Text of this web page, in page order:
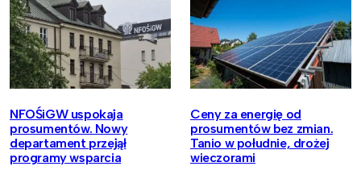
NFOŚiGW uspokaja
prosumentów. Nowy
departament przejął
programy wsparcia
Ceny za energię od
prosumentów bez zmian.
Tanio w południe, drożej
wieczorami